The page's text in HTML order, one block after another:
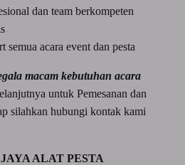
dan team berkompeten
semua acara event dan pesta
macam kebutuhan acara
untuk Pemesanan dan
silahkan hubungi kontak kami
ALAT PESTA